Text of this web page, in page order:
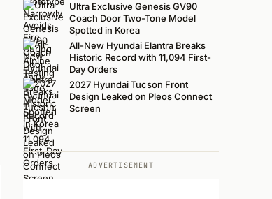
Ultra Exclusive Genesis GV90
Coach Door Two-Tone Model
Spotted in Korea
All-New Hyundai Elantra Breaks
Historic Record with 11,094 First-
Day Orders
2027 Hyundai Tucson Front
Design Leaked on Pleos Connect
Screen
ADVERTISEMENT